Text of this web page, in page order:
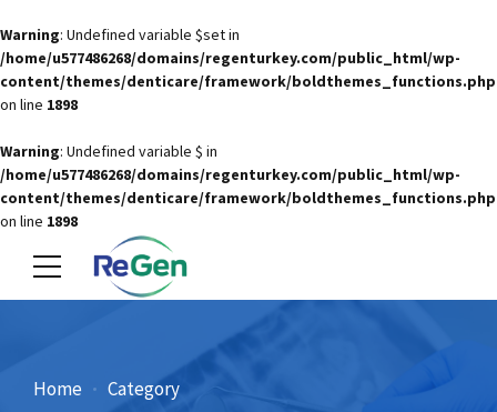
Warning: Undefined variable $set in
/home/u577486268/domains/regenturkey.com/public_html/wp-
content/themes/denticare/framework/boldthemes_functions.php
on line 1898
Warning: Undefined variable $ in
/home/u577486268/domains/regenturkey.com/public_html/wp-
content/themes/denticare/framework/boldthemes_functions.php
on line 1898
Home Category